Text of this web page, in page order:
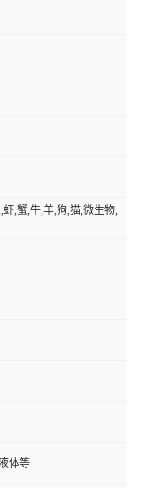
,蟹,牛,羊,狗,猫,微生物,
体等